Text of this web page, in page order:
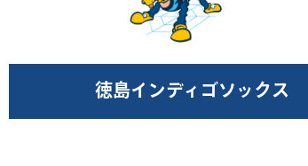
徳島インディゴソックス